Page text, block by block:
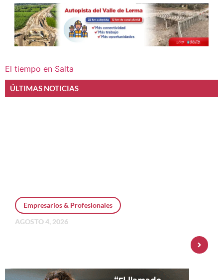
El tiempo en Salta
ÚLTIMAS NOTICIAS
Empresarios & Profesionales
AGOSTO 4, 2026